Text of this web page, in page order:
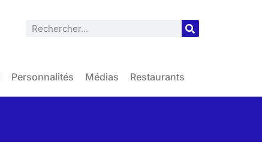
Personnalités Médias Restaurants